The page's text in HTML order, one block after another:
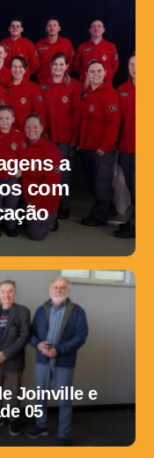
a
com
Joinville e
05